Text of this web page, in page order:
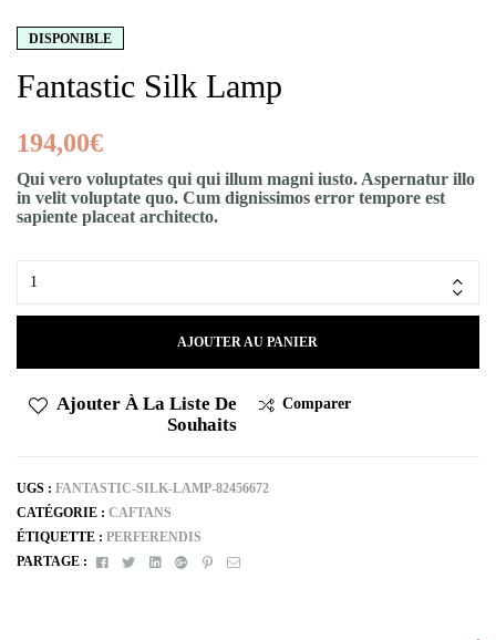
DISPONIBLE
Fantastic Silk Lamp
194,00€
Qui vero voluptates qui qui illum magni iusto. Aspernatur illo
in velit voluptate quo. Cum dignissimos error tempore est
sapiente placeat architecto.
AJOUTER AU PANIER
Ajouter À La Liste De
Souhaits
Comparer
UGS : FANTASTIC-SILK-LAMP-82456672
CATÉGORIE : CAFTANS
ÉTIQUETTE : PERFERENDIS
PARTAGE :
FacebookTwitterLinkedinGoogle+Pinterest
E-